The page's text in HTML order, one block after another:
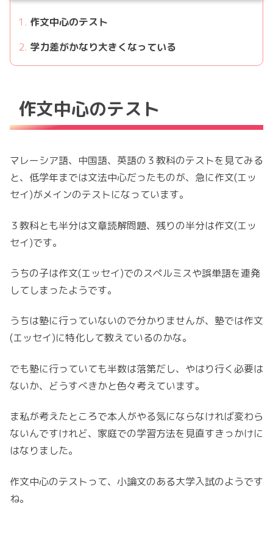
作文中心のテスト
学力差がかなり大きくなっている
作文中心のテスト
マレーシア語、中国語、英語の３教科のテストを見てみる
と、低学年までは文法中心だったものが、急に作文(エッ
セイ)がメインのテストになっています。
３教科とも半分は文章読解問題、残りの半分は作文(エッ
セイ)です。
うちの子は作文(エッセイ)でのスペルミスや誤単語を連発
してしまったようです。
うちは塾に行っていないので分かりませんが、塾では作文
(エッセイ)に特化して教えているのかな。
でも塾に行っていても半数は落第だし、やはり行く必要は
ないか、どうすべきかと色々考えています。
ま私が考えたところで本人がやる気にならなければ変わら
ないんですけれど、家庭での学習方法を見直すきっかけに
はなりました。
作文中心のテストって、小論文のある大学入試のようです
ね。